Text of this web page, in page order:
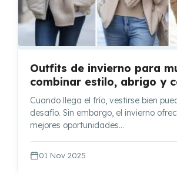
Outfits de invierno para
combinar estilo, abrigo y
Cuando llega el frío, vestirse bien
desafío. Sin embargo, el invierno
mejores oportunidades…
01 Nov 2025